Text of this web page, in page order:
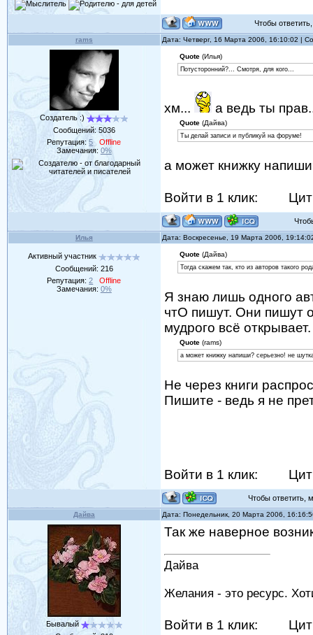
Чтобы
rams Дата: Четверг, 16 Марта 2006, 16:10:02 |
Создатель :)
Сообщений: 5036
Репутация:5
Offline
Замечания: 0%
Quote(Илья)
Потусторонний?... Смотря, для кого...
хм... а ведь ты
Quote(Дайва)
Ты делай записи и публикуй на форуме!
а может книжку
Войти в 1 клик:
Илья Дата: Воскресенье, 19 Марта 2006,
Активный участник
Сообщений: 216
Репутация:2
Offline
Замечания: 0%
Quote(Дайва)
Тогда скажем так, кто из авторов такого
Я знаю лишь одного
чтО пишут. Они пишут
мудрого всё открывает.
Quote(rams)
а может книжку напиши? серьезно! не
Не через книги
Пишите - ведь я не
Войти в 1 клик:
Чтобы ответить,
Дайва Дата: Понедельник, 20 Марта 2006,
Бывалый
Так же наверное
Дайва
Желания - это ресурс.
Войти в 1 клик: